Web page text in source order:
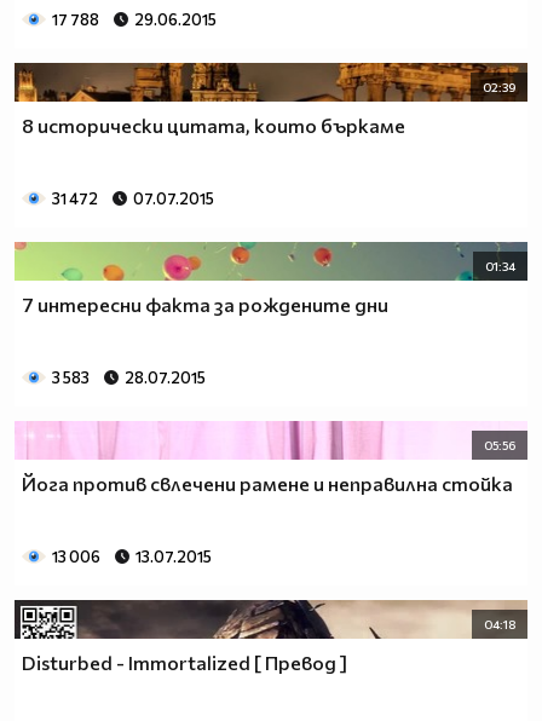
17 788 29.06.2015
02:39
8 исторически цитата, които бъркаме
31 472 07.07.2015
01:34
7 интересни факта за рождените дни
3 583 28.07.2015
05:56
Йога против свлечени рамене и неправилна стойка
13 006 13.07.2015
04:18
Disturbed - Immortalized [ Превод ]